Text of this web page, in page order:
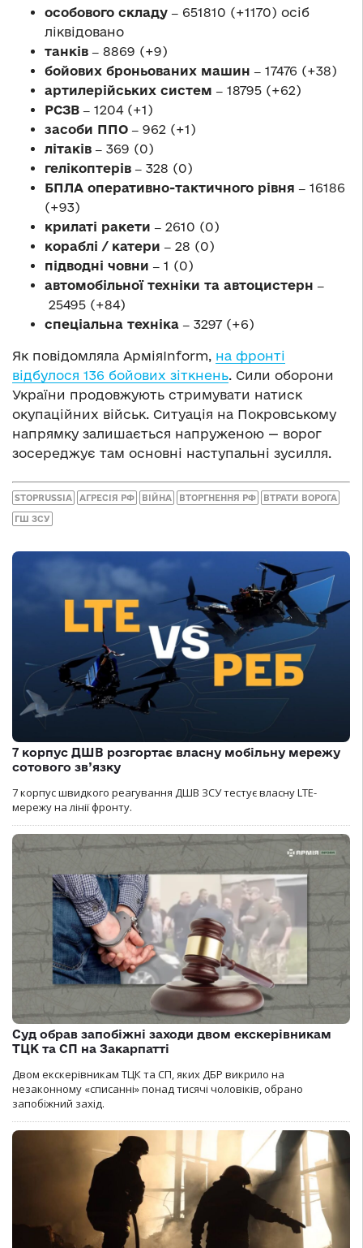
особового складу ‒ 651810 (+1170) осіб
ліквідовано
танків ‒ 8869 (+9)
бойових броньованих машин ‒ 17476 (+38)
артилерійських систем ‒ 18795 (+62)
РСЗВ ‒ 1204 (+1)
засоби ППО ‒ 962 (+1)
літаків ‒ 369 (0)
гелікоптерів ‒ 328 (0)
БПЛА оперативно-тактичного рівня ‒ 16186
(+93)
крилаті ракети ‒ 2610 (0)
кораблі / катери ‒ 28 (0)
підводні човни ‒ 1 (0)
автомобільної техніки та автоцистерн ‒
25495 (+84)
спеціальна техніка ‒ 3297 (+6)
Як повідомляла АрміяInform, на фронті
відбулося 136 бойових зіткнень. Сили оборони
України продовжують стримувати натиск
окупаційних військ. Ситуація на Покровському
напрямку залишається напруженою — ворог
зосереджує там основні наступальні зусилля.
STOPRUSSIA АГРЕСІЯ РФ ВІЙНА ВТОРГНЕННЯ РФ ВТРАТИ ВОРОГА
ГШ ЗСУ
7 корпус ДШВ розгортає власну мобільну мережу
сотового зв’язку
7 корпус швидкого реагування ДШВ ЗСУ тестує власну LTE-
мережу на лінії фронту.
Суд обрав запобіжні заходи двом екскерівникам
ТЦК та СП на Закарпатті
Двом екскерівникам ТЦК та СП, яких ДБР викрило на
незаконному «списанні» понад тисячі чоловіків, обрано
запобіжний захід.